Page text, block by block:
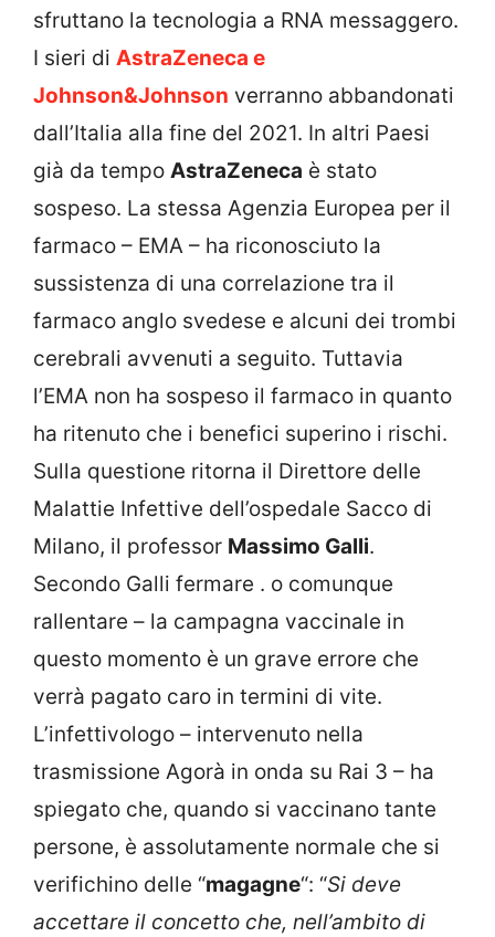
sfruttano la tecnologia a RNA messaggero.
I sieri di AstraZeneca e
Johnson&Johnson verranno abbandonati
dall’Italia alla fine del 2021. In altri Paesi
già da tempo AstraZeneca è stato
sospeso. La stessa Agenzia Europea per il
farmaco – EMA – ha riconosciuto la
sussistenza di una correlazione tra il
farmaco anglo svedese e alcuni dei trombi
cerebrali avvenuti a seguito. Tuttavia
l’EMA non ha sospeso il farmaco in quanto
ha ritenuto che i benefici superino i rischi.
Sulla questione ritorna il Direttore delle
Malattie Infettive dell’ospedale Sacco di
Milano, il professor Massimo Galli.
Secondo Galli fermare . o comunque
rallentare – la campagna vaccinale in
questo momento è un grave errore che
verrà pagato caro in termini di vite.
L’infettivologo – intervenuto nella
trasmissione Agorà in onda su Rai 3 – ha
spiegato che, quando si vaccinano tante
persone, è assolutamente normale che si
verifichino delle “magagne“: “Si deve
accettare il concetto che, nell’ambito di